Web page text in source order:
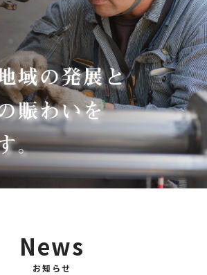
News
お知らせ